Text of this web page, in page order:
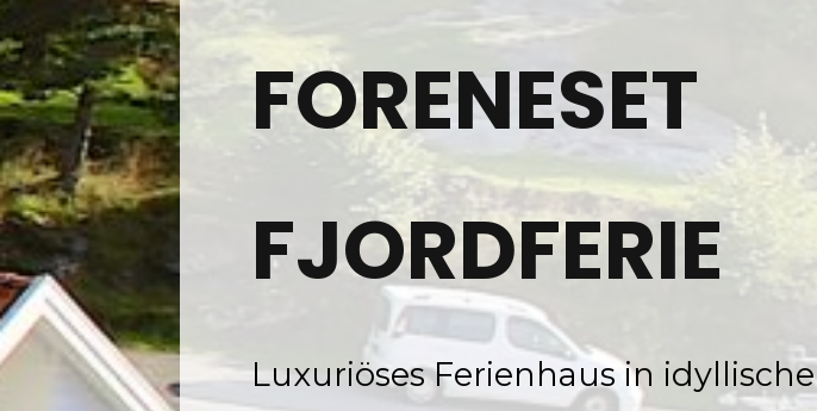
FORENESET
FJORDFERIE
Luxuriöses Ferienhaus in idyllische